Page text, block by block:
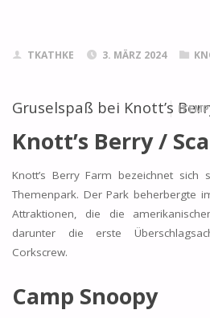
TKATHKE 3. MÄRZ 2024
Gruselspaß bei Knott’s
Knott’s Berry /
Knott’s Berry Farm bezeichnet sich
Themenpark. Der Park beherbergte
Attraktionen, die die
darunter die erste
Corkscrew.
Camp Snoopy